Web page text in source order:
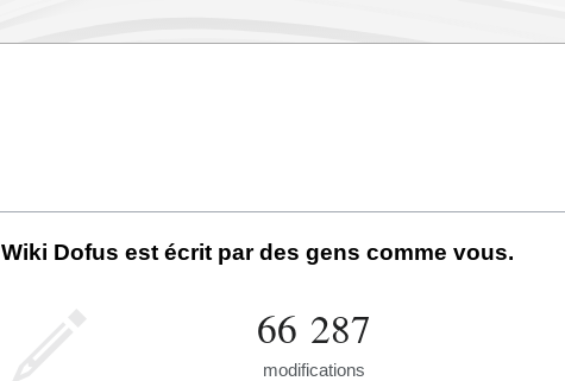
Wiki Dofus est écrit par des gens comme vous.
66 287
modifications